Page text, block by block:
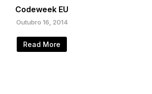
Codeweek EU
Outubro 16, 2014
Read More